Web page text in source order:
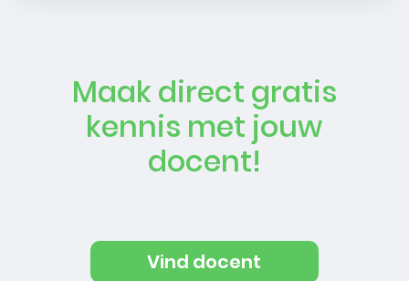
Maak direct gratis
kennis met jouw
docent!
Vind docent